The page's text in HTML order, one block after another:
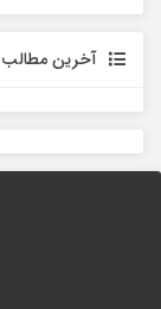
آخرین مطالب